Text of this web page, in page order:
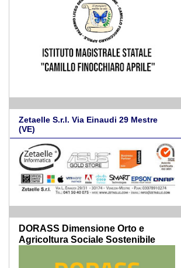
Zetaelle S.r.l. Via Einaudi 29 Mestre
(VE)
DORASS Dimensione Orto e
Agricoltura Sociale Sostenibile